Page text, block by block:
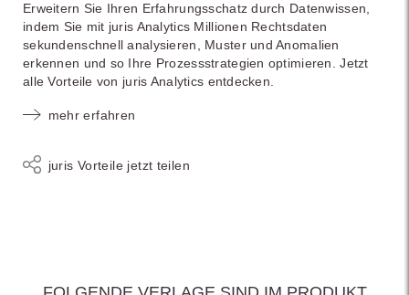
Erweitern Sie Ihren Erfahrungsschatz durch Datenwissen,
indem Sie mit juris Analytics Millionen Rechtsdaten
sekundenschnell analysieren, Muster und Anomalien
erkennen und so Ihre Prozessstrategien optimieren. Jetzt
alle Vorteile von juris Analytics entdecken.
mehr erfahren
juris Vorteile jetzt teilen